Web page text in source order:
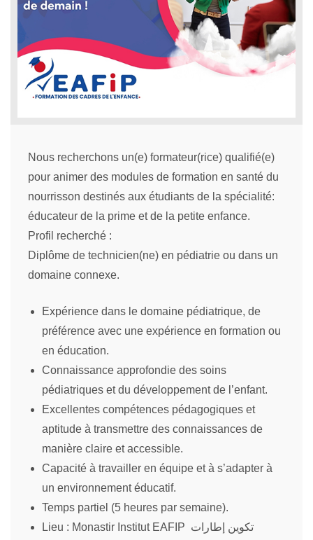
Nous recherchons un(e) formateur(rice) qualifié(e)
pour animer des modules de formation en santé du
nourrisson destinés aux étudiants de la spécialité:
éducateur de la prime et de la petite enfance.
Profil recherché :
Diplôme de technicien(ne) en pédiatrie ou dans un
domaine connexe.
Expérience dans le domaine pédiatrique, de
préférence avec une expérience en formation ou
en éducation.
Connaissance approfondie des soins
pédiatriques et du développement de l’enfant.
Excellentes compétences pédagogiques et
aptitude à transmettre des connaissances de
manière claire et accessible.
Capacité à travailler en équipe et à s’adapter à
un environnement éducatif.
Temps partiel (5 heures par semaine).
Lieu : Monastir Institut EAFIP تكوين إطارات